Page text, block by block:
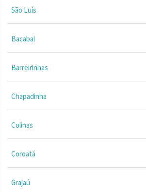
São Luís
Bacabal
Barreirinhas
Chapadinha
Colinas
Coroatá
Grajaú